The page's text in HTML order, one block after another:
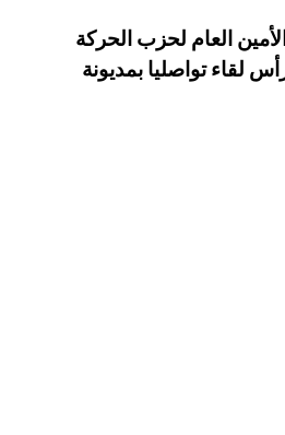
العام لحزب الحركة
لقاء تواصليا بمديونة